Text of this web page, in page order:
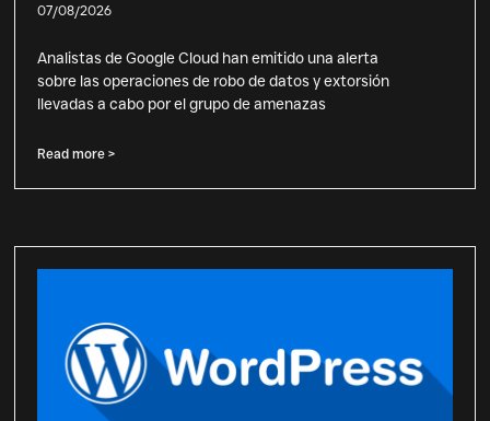
07/08/2026
Analistas de Google Cloud han emitido una alerta
sobre las operaciones de robo de datos y extorsión
llevadas a cabo por el grupo de amenazas
Read more >